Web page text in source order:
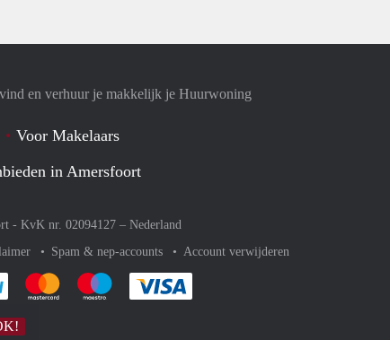
en verhuur je makkelijk je Huurwoning
Voor Makelaars
in Amersfoort
- KvK nr. 02094127 – Nederland
Spam & nep-accounts Account verwijderen
Je rekent gemakkelijk af met Paypal
Je rekent gemakkelijk af met Mastercard
Je rekent gemakkelijk af met Meastro